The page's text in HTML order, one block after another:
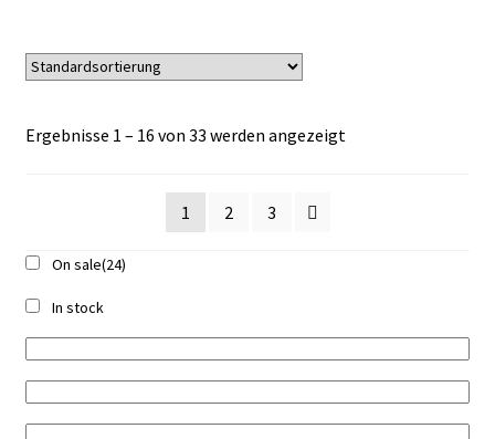
Ergebnisse 1 – 16 von 33 werden angezeigt
1 2 3
On sale(24)
In stock